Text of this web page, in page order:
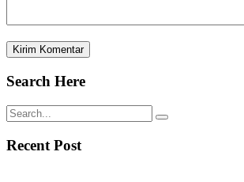
Search Here
Recent Post